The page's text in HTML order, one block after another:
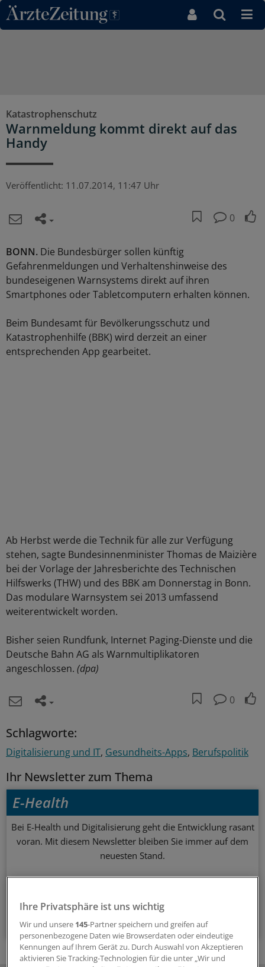
Direkt zum Inhaltsbereich
Katastrophenschutz
Warnmeldung kommt direkt auf das
Handy
Veröffentlicht: 11.07.2014, 11:47 Uhr
0
BONN. Die Bundesbürger sollen künftig
Gefahrenmeldungen und Verhaltenshinweise des
bundeseigenen Warnsystems direkt auf ihren
Smartphones oder Tabletcomputern erhalten können.
Beim Bundesamt für Bevölkerungsschutz und
Katastrophenhilfe (BBK) wird derzeit an einer
entsprechenden App gearbeitet.
Ab Herbst werde die Technik für alle zur Verfügung
stehen, sagte Bundesinnenminister Thomas de Maizière
bei der Vorlage der Jahresberichte des Technischen
Hilfswerks (THW) und des BBK am Donnerstag in Bonn.
Das modulare Warnsystem sei 2013 umfassend
weiterentwickelt worden.
Bisher seien Rundfunk, Internet Paging-Dienste und die
Deutsche Bahn AG als Warnmultiplikatoren
angeschlossen. (dpa)
0
Schlagworte:
Digitalisierung und IT Gesundheits-Apps Berufspolitik
Ihr Newsletter zum Thema
E-Health
Bei E-Health und Digitalisierung geht die Entwicklung rasant
voran. Mit diesem Newsletter bleiben Sie immer auf dem
neuesten Stand.
Zum Abonnieren bitte anmelden
Ihre Privatsphäre ist uns wichtig
Wir und unsere 145-Partner speichern und greifen auf
personenbezogene Daten wie Browserdaten oder eindeutige
Kennungen auf Ihrem Gerät zu. Durch Auswahl von Akzeptieren
aktivieren Sie Tracking-Technologien für die unter „Wir und